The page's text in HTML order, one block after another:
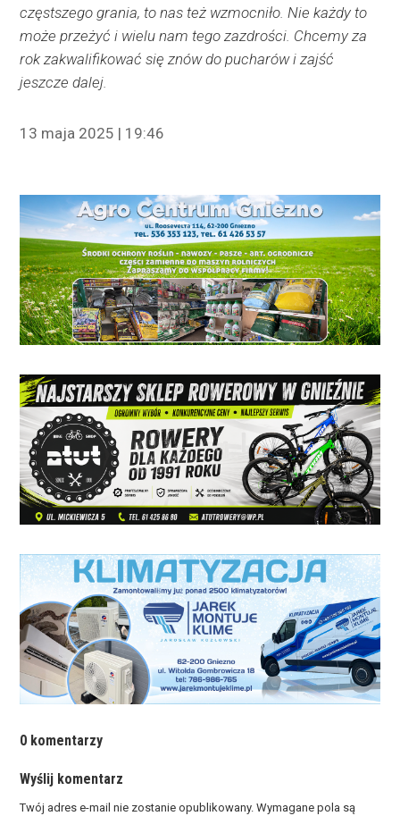
częstszego grania, to nas też wzmocniło. Nie każdy to
może przeżyć i wielu nam tego zazdrości. Chcemy za
rok zakwalifikować się znów do pucharów i zajść
jeszcze dalej.
13 maja 2025 | 19:46
0 komentarzy
Wyślij komentarz
Twój adres e-mail nie zostanie opublikowany. Wymagane pola są